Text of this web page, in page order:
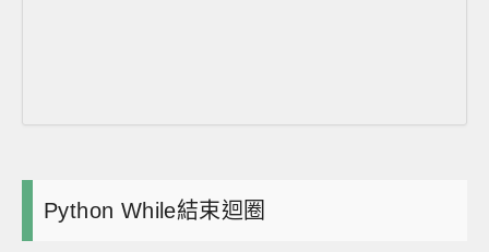
Python While結束迴圈